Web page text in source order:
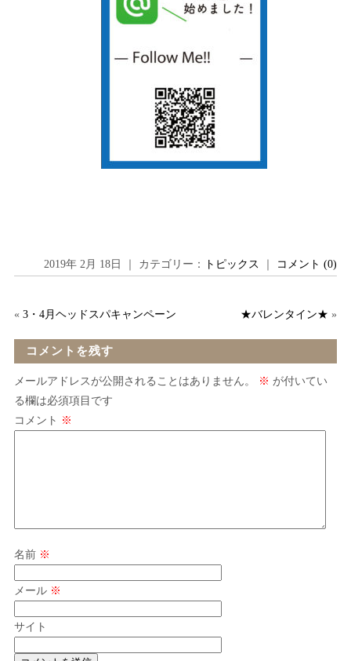
2019年 2月 18日 ｜ カテゴリー： トピックス コメント (0)
« 3・4月ヘッドスパキャンペーン ★バレンタイン★ »
コメントを残す
メールアドレスが公開されることはありません。 ※ が付いてい
る欄は必須項目です
コメント ※
名前 ※
メール ※
サイト